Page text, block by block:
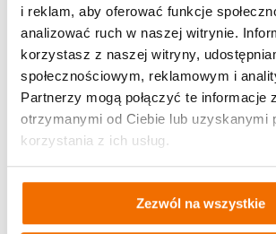
i reklam, aby oferować funkcje
analizować ruch w naszej witrynie.
korzystasz z naszej witryny,
społecznościowym, reklamowym i
Partnerzy mogą połączyć te informacje
otrzymanymi od Ciebie lub uzyskanymi
korzystania z ich usług.
Zezwól na wszystkie
Czytaj dalej